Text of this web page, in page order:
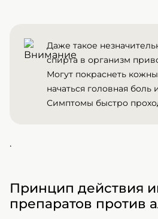
Даже такое
спирта в организм
Могут покраснеть
начаться головная боль
Симптомы быстро
.
Принцип действия
препаратов против